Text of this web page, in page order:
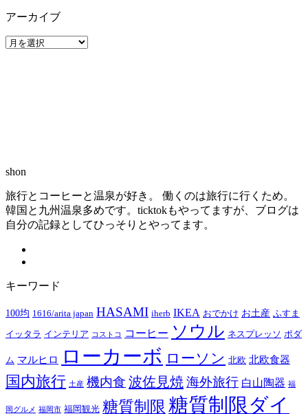
アーカイブ
ア
shon
旅行とコーヒーと温泉が好き。 働くのは旅行に行くため。
韓国と九州温泉多めです。ticktokもやってますが、ブログは
自分の記録としてひっそりとやってます。
キーワード
100均 1616/arita japan HASAMI iherb IKEA おでかけ お土産 ふすま
イッタラ インテリア コストコ コーヒー ソウル ネスプレッソ ポダ
ム マルヒロ ローカーボ ローソン 北欧 北欧食器
国内旅行 土産 機内食 波佐見焼海外旅行 白山陶器 福
岡グルメ 福岡市 福岡観光 糖質制限 糖質制限ダイ